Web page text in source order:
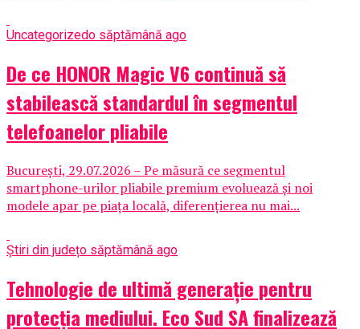
Uncategorizedo săptămână ago
De ce HONOR Magic V6 continuă să
stabilească standardul în segmentul
telefoanelor pliabile
București, 29.07.2026 – Pe măsură ce segmentul
smartphone-urilor pliabile premium evoluează și noi
modele apar pe piața locală, diferențierea nu mai...
Știri din județo săptămână ago
Tehnologie de ultimă generație pentru
protecția mediului. Eco Sud SA finalizează